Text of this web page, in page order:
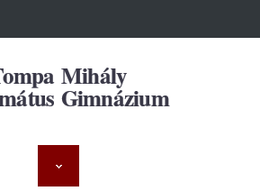
Mihály
Gimnázium